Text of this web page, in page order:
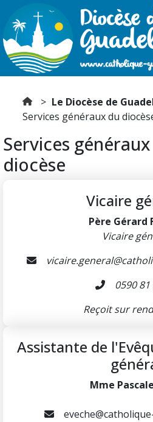
Le Diocèse de
Services généraux du
Services
diocèse
Vicaire
Père Gérard
Vicaire
0590 81
Reçoit sur
Assistante de
Mme